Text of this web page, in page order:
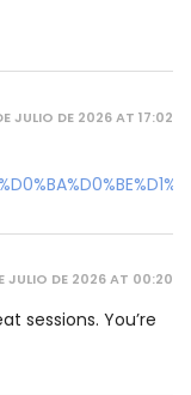
JULIO DE 2026 AT 17:02
JULIO DE 2026 AT 00:20
sessions. You’re